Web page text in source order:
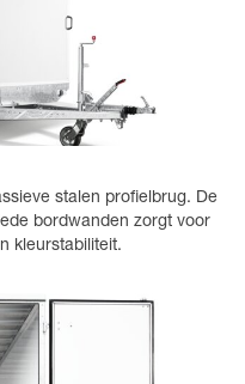
stalen profielbrug. De
bordwanden zorgt voor
kleurstabiliteit.